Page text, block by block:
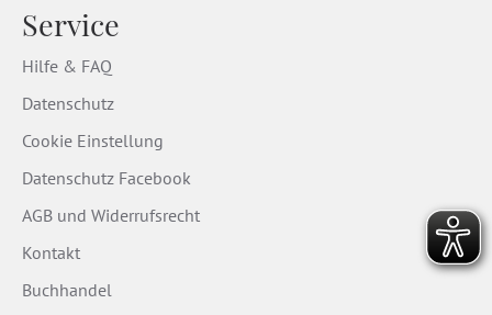
Service
Hilfe & FAQ
Datenschutz
Cookie Einstellung
Datenschutz Facebook
AGB und Widerrufsrecht
Kontakt
Buchhandel